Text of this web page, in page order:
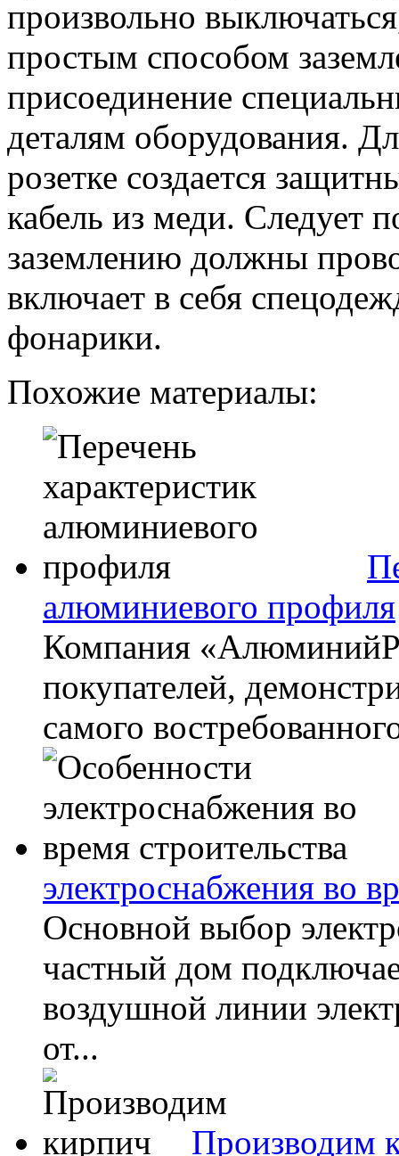
произвольно
простым способом
присоединение
деталям оборудования.
розетке создается
кабель из меди. Следует
заземлению должны
включает в себя
фонарики.
Похожие материалы:
алюминиевого профиля
Компания
покупателей,
самого
электроснабжения во
Основной выбор
частный дом
воздушной линии
от...
Производим